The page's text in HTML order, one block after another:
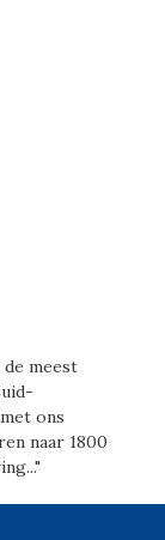
meest
ons
naar 1800